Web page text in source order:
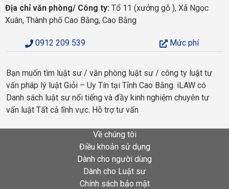
Địa chỉ văn phòng/ Công ty: Tổ 11 (xưởng gỗ ), Xã Ngọc
Xuân, Thành phố Cao Bằng, Cao Bằng
0912 209 539 Mức phí
Bạn muốn tìm luật sư / văn phòng luật sư / công ty luật tư
vấn pháp lý luật Giỏi – Uy Tín tại Tỉnh Cao Bằng. iLAW có
Danh sách luật sư nổi tiếng và đầy kinh nghiệm chuyên tư
vấn luật Tất cả lĩnh vực. Hỗ trợ tư vấn
Về chúng tôi
Điều khoản sử dụng
Dành cho người dùng
Dành cho Luật sư
Chính sách bảo mật